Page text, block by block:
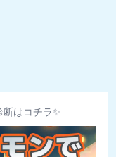
はコチラ✨